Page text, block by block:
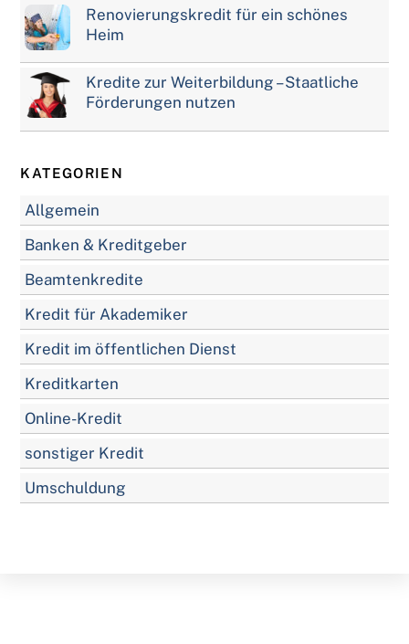
Renovierungskredit für ein schönes
Heim
Kredite zur Weiterbildung – Staatliche
Förderungen nutzen
KATEGORIEN
Allgemein
Banken & Kreditgeber
Beamtenkredite
Kredit für Akademiker
Kredit im öffentlichen Dienst
Kreditkarten
Online-Kredit
sonstiger Kredit
Umschuldung